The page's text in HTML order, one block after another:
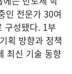
인 전문가 30여
구성됐다. 1부
획 방향과 정책
최신 기술 동향